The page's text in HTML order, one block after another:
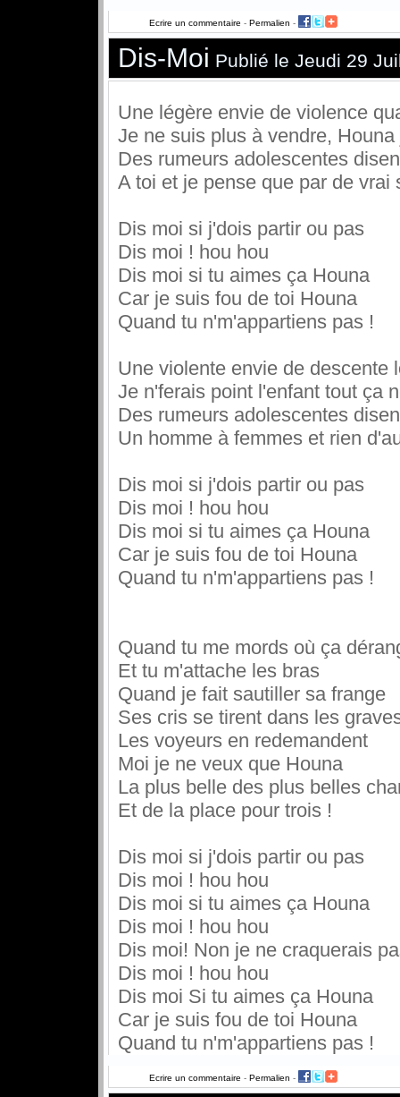
Ecrire un commentaire - Permalien -
Dis-Moi Publié le Jeudi 29
Une légère envie de violence
Je ne suis plus à vendre,
Des rumeurs adolescentes
A toi et je pense que par de vrai
Dis moi si j'dois partir ou pas
Dis moi ! hou hou
Dis moi si tu aimes ça Houna
Car je suis fou de toi Houna
Quand tu n'm'appartiens pas !
Une violente envie de descente
Je n'ferais point l'enfant tout ça
Des rumeurs adolescentes
Un homme à femmes et rien
Dis moi si j'dois partir ou pas
Dis moi ! hou hou
Dis moi si tu aimes ça Houna
Car je suis fou de toi Houna
Quand tu n'm'appartiens pas !
Quand tu me mords où ça
Et tu m'attache les bras
Quand je fait sautiller sa frange
Ses cris se tirent dans les
Les voyeurs en redemandent
Moi je ne veux que Houna
La plus belle des plus belles
Et de la place pour trois !
Dis moi si j'dois partir ou pas
Dis moi ! hou hou
Dis moi si tu aimes ça Houna
Dis moi ! hou hou
Dis moi! Non je ne craquerais
Dis moi ! hou hou
Dis moi Si tu aimes ça Houna
Car je suis fou de toi Houna
Quand tu n'm'appartiens pas !
Ecrire un commentaire - Permalien -